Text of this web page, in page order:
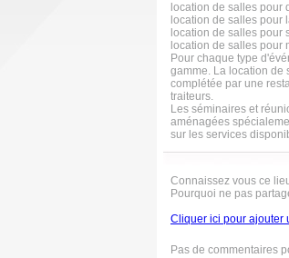
location de salles pour
location de salles pour
location de salles pour
location de salles pour
Pour chaque type
gamme. La location de
complétée par une
traiteurs.
Les séminaires et
aménagées
sur les services
Connaissez vous ce
Pourquoi ne pas
Cliquer ici pour ajouter
Pas de commentaires